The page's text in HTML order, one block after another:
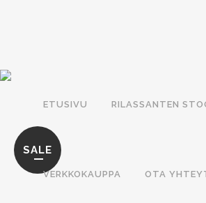
ETUSIVU RILASSANTEN
VERKKOKAUPPA OTA
SALE